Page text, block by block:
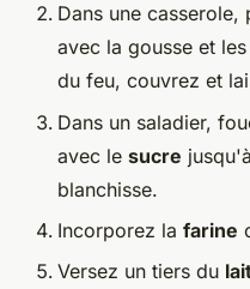
Dans une casserole,
avec la gousse et
du feu, couvrez et
Dans un saladier,
avec le sucre
blanchisse.
Incorporez la farine
Versez un tiers du